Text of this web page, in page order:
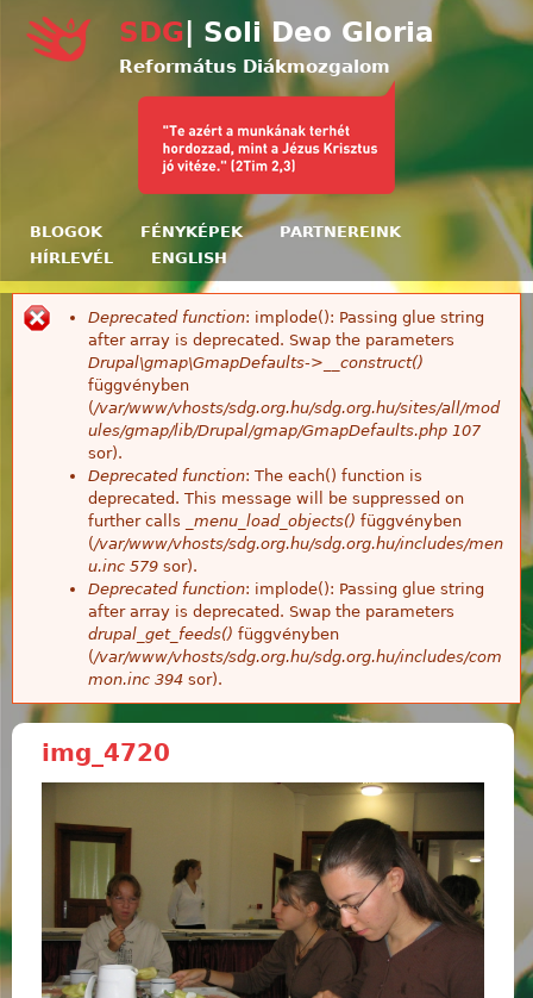
Ugrás a tartalomra
SDG | Soli Deo Gloria
Református Diákmozgalom
BLOGOK FÉNYKÉPEK
PARTNEREINK
HÍRLEVÉL
ENGLISH
Hibaüzenet
Deprecated function: implode(): Passing glue string
after array is deprecated. Swap the parameters
Drupal\gmap\GmapDefaults->__construct()
függvényben
(/var/www/vhosts/sdg.org.hu/sdg.org.hu/sites/all/mod
ules/gmap/lib/Drupal/gmap/GmapDefaults.php 107
sor).
Deprecated function: The each() function is
deprecated. This message will be suppressed on
further calls
_menu_load_objects() függvényben
(/var/www/vhosts/sdg.org.hu/sdg.org.hu/includes/men
u.inc 579 sor).
Deprecated function: implode(): Passing glue string
after array is deprecated. Swap the parameters
drupal_get_feeds() függvényben
(/var/www/vhosts/sdg.org.hu/sdg.org.hu/includes/com
mon.inc 394 sor).
img_4720